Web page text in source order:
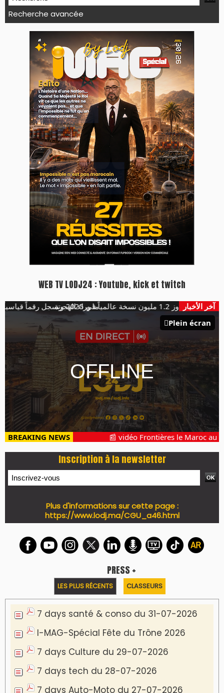
Recherche avancée
WEB TV LODJ24 : Youtube, kick et twitch
آخر الأخبار ما وراء الهجرة
عالمياً في 2025 وتسجل رقماً قياسياً
Plein écran
BREAKING NEWS 📰 vidéo Frontières le Maroc au
Inscription à la newsletter
Plus d'informations sur cette page :
https://www.lodj.ma/CGU_a46.html
PRESS +
LES PLUS RÉCENTS CLASSEURS
7 days santé & conso du 31-07-2026
I-MAG-Spécial Fête du Trône 2026
7 days Culture du 29-07-2026
7 days tech du 28-07-2026
7 days Auto-Moto du 27-07-2026